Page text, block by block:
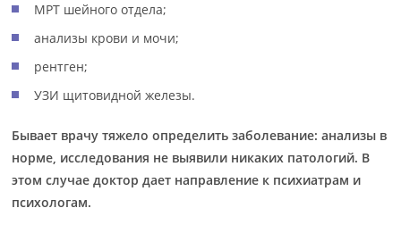
МРТ шейного отдела;
анализы крови и мочи;
рентген;
УЗИ щитовидной железы.
Бывает врачу тяжело определить заболевание: анализы в
норме, исследования не выявили никаких патологий. В
этом случае доктор дает направление к психиатрам и
психологам.